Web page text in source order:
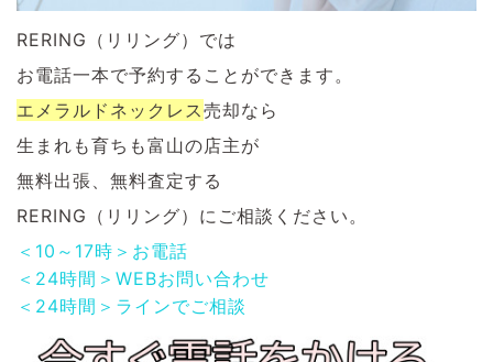
RERING（リリング）では
お電話一本で予約することができます。
エメラルドネックレス 売却なら
生まれも育ちも富山の店主が
無料出張、無料査定する
RERING（リリング）にご相談ください。
＜10～17時＞お電話
＜24時間＞WEBお問い合わせ
＜24時間＞ラインでご相談